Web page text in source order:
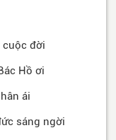
cuộc đời
Hồ ơi
ái
sáng ngời